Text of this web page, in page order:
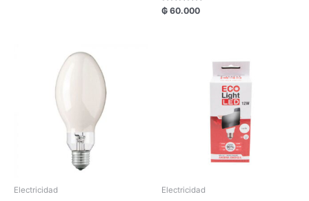
Valorado
con
₲ 60.000
Electricidad Electricidad